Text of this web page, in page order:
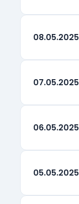
08.05.2025
07.05.2025
06.05.2025
05.05.2025